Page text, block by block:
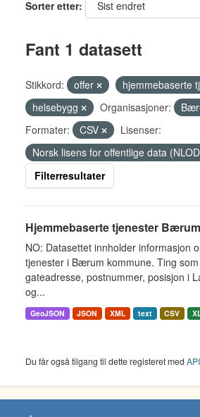
Sorter etter
Fant 1 datasett
Stikkord: offer
hjemmebaserte
helsebygg
Organisasjoner:
Formater:
CSV
Lisenser:
Norsk lisens for offentlige data
Filterresultater
Hjemmebaserte tjenester
NO: Datasettet innholder informasjon
tjenester i Bærum kommune. Ting
gateadresse, postnummer, posisjon i
og...
GeoJSON JSON XML text CSV
Du får også tilgang til dette registeret med API